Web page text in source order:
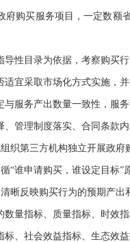
府购买服务项目，一定数
导性目录为依据，考察购买
适宜采取市场化方式实施，
与服务产出数量一致性，服
、管理制度落实、合同条款内
织第三方机构独立开展政府
“谁申请购买，谁设定目标”
晰反映购买行为的预期产出
数量指标、质量指标、时效
标、社会效益指标、生态效